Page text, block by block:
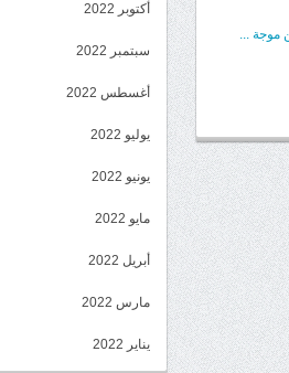
موجة ...
أكتوبر 2022
سبتمبر 2022
أغسطس 2022
يوليو 2022
يونيو 2022
مايو 2022
أبريل 2022
مارس 2022
يناير 2022